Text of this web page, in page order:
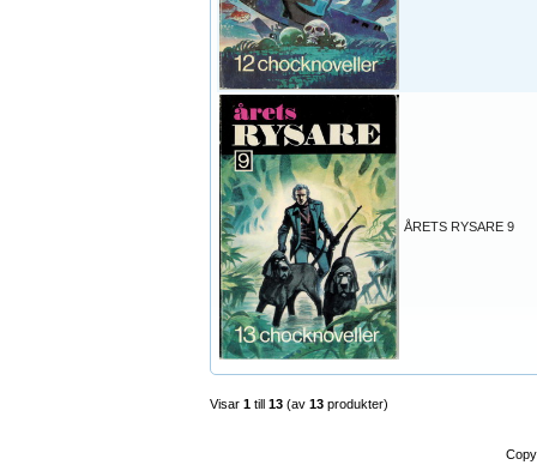
ÅRETS RYSARE 9
Visar 1 till 13 (av 13 produkter)